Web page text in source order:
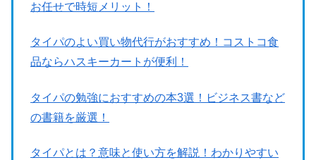
お任せで時短メリット！
タイパのよい買い物代行がおすすめ！コストコ食
品ならハスキーカートが便利！
タイパの勉強におすすめの本3選！ビジネス書など
の書籍を厳選！
タイパとは？意味と使い方を解説！わかりやすい